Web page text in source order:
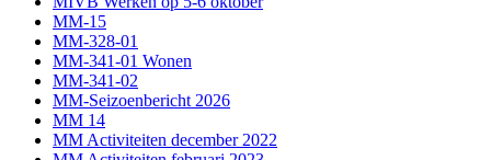
MM-15
MM-328-01
MM-341-01 Wonen
MM-341-02
MM-Seizoenbericht 2026
MM 14
MM Activiteiten december 2022